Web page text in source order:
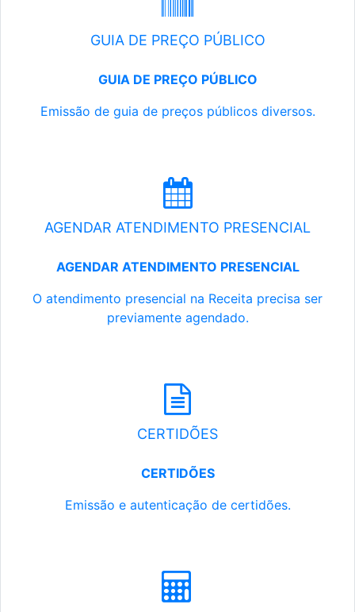
GUIA DE PREÇO PÚBLICO
GUIA DE PREÇO PÚBLICO
Emissão de guia de preços públicos diversos.
AGENDAR ATENDIMENTO PRESENCIAL
AGENDAR ATENDIMENTO PRESENCIAL
O atendimento presencial na Receita precisa ser
previamente agendado.
CERTIDÕES
CERTIDÕES
Emissão e autenticação de certidões.